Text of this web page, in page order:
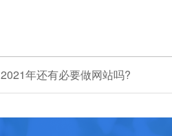
2021年还有必要做网站吗?